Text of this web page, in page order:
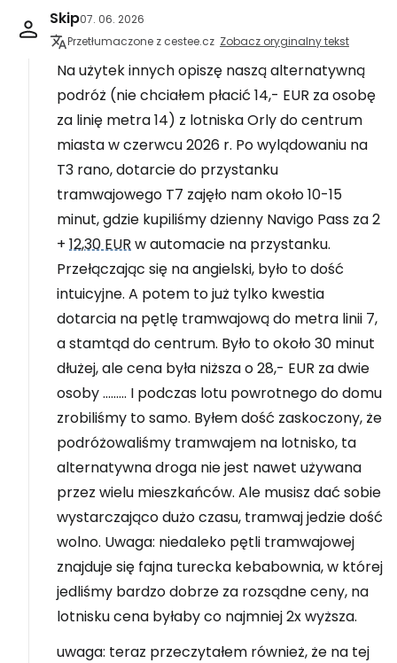
Skip07. 06. 2026
Przetłumaczone z cestee.cz Zobacz oryginalny tekst
Na użytek innych opiszę naszą alternatywną
podróż (nie chciałem płacić 14,- EUR za osobę
za linię metra 14) z lotniska Orly do centrum
miasta w czerwcu 2026 r. Po wylądowaniu na
T3 rano, dotarcie do przystanku
tramwajowego T7 zajęło nam około 10-15
minut, gdzie kupiliśmy dzienny Navigo Pass za 2
+ 12,30 EURw automacie na przystanku.
Przełączając się na angielski, było to dość
intuicyjne. A potem to już tylko kwestia
dotarcia na pętlę tramwajową do metra linii 7,
a stamtąd do centrum. Było to około 30 minut
dłużej, ale cena była niższa o 28,- EUR za dwie
osoby ......... I podczas lotu powrotnego do domu
zrobiliśmy to samo. Byłem dość zaskoczony, że
podróżowaliśmy tramwajem na lotnisko, ta
alternatywna droga nie jest nawet używana
przez wielu mieszkańców. Ale musisz dać sobie
wystarczająco dużo czasu, tramwaj jedzie dość
wolno. Uwaga: niedaleko pętli tramwajowej
znajduje się fajna turecka kebabownia, w której
jedliśmy bardzo dobrze za rozsądne ceny, na
lotnisku cena byłaby co najmniej 2x wyższa.
uwaga: teraz przeczytałem również, że na tej